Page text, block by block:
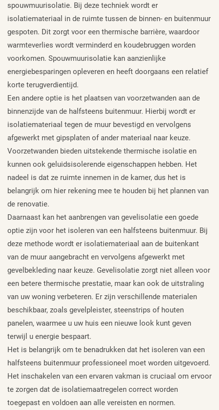
spouwmuurisolatie. Bij deze techniek wordt er
isolatiemateriaal in de ruimte tussen de binnen- en buitenmuur
gespoten. Dit zorgt voor een thermische barrière, waardoor
warmteverlies wordt verminderd en koudebruggen worden
voorkomen. Spouwmuurisolatie kan aanzienlijke
energiebesparingen opleveren en heeft doorgaans een relatief
korte terugverdientijd.
Een andere optie is het plaatsen van voorzetwanden aan de
binnenzijde van de halfsteens buitenmuur. Hierbij wordt er
isolatiemateriaal tegen de muur bevestigd en vervolgens
afgewerkt met gipsplaten of ander materiaal naar keuze.
Voorzetwanden bieden uitstekende thermische isolatie en
kunnen ook geluidsisolerende eigenschappen hebben. Het
nadeel is dat ze ruimte innemen in de kamer, dus het is
belangrijk om hier rekening mee te houden bij het plannen van
de renovatie.
Daarnaast kan het aanbrengen van gevelisolatie een goede
optie zijn voor het isoleren van een halfsteens buitenmuur. Bij
deze methode wordt er isolatiemateriaal aan de buitenkant
van de muur aangebracht en vervolgens afgewerkt met
gevelbekleding naar keuze. Gevelisolatie zorgt niet alleen voor
een betere thermische prestatie, maar kan ook de uitstraling
van uw woning verbeteren. Er zijn verschillende materialen
beschikbaar, zoals gevelpleister, steenstrips of houten
panelen, waarmee u uw huis een nieuwe look kunt geven
terwijl u energie bespaart.
Het is belangrijk om te benadrukken dat het isoleren van een
halfsteens buitenmuur professioneel moet worden uitgevoerd.
Het inschakelen van een ervaren vakman is cruciaal om ervoor
te zorgen dat de isolatiemaatregelen correct worden
toegepast en voldoen aan alle vereisten en normen.